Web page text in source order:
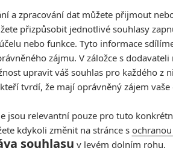
Když to nejde, tak to nejde... aneb kdo
při natáčení nemusel?
a zpracování dat můžete přijmout
přizpůsobit jednotlivé souhlasy
nebo funkce. Tyto informace
zájmu. V záložce s
upravit váš souhlas pro každého z
tvrdí, že mají oprávněný zájem vaše
jsou relevantní pouze pro tuto
kdykoli změnit na stránce s
souhlasu v levém dolním rohu.